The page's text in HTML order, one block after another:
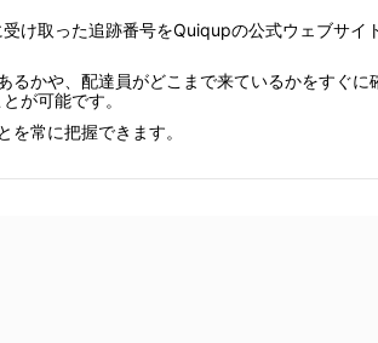
け取った追跡番号をQuiqupの公式ウェブサイ
かや、配達員がどこまで来ているかをすぐ
が可能です。
常に把握できます。